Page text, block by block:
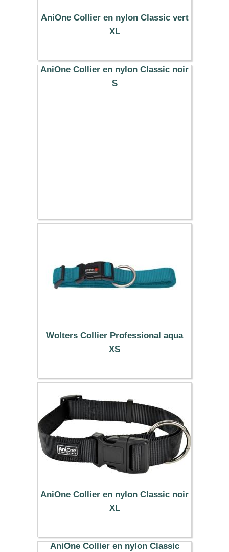
AniOne Collier en nylon Classic vert
XL
10.99 €
AniOne Collier en nylon Classic noir
S
Wolters Collier Professional aqua
XS
6.59 €
AniOne Collier en nylon Classic noir
XL
10.99 €
AniOne Collier en nylon Classic